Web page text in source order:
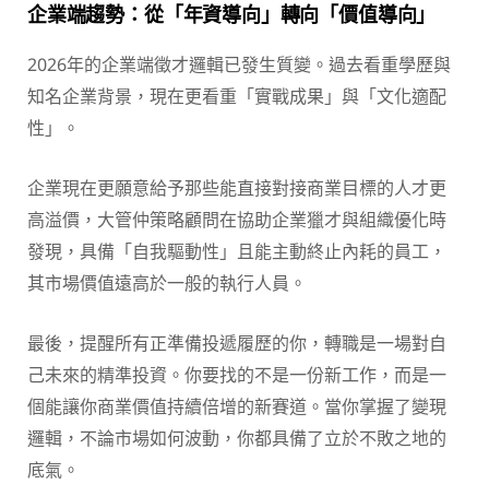
企業端趨勢：從「年資導向」轉向「價值導向」
2026年的企業端徵才邏輯已發生質變。過去看重學歷與
知名企業背景，現在更看重「實戰成果」與「文化適配
性」。
企業現在更願意給予那些能直接對接商業目標的人才更
高溢價，大管仲策略顧問在協助企業獵才與組織優化時
發現，具備「自我驅動性」且能主動終止內耗的員工，
其市場價值遠高於一般的執行人員。
最後，提醒所有正準備投遞履歷的你，轉職是一場對自
己未來的精準投資。你要找的不是一份新工作，而是一
個能讓你商業價值持續倍增的新賽道。當你掌握了變現
邏輯，不論市場如何波動，你都具備了立於不敗之地的
底氣。